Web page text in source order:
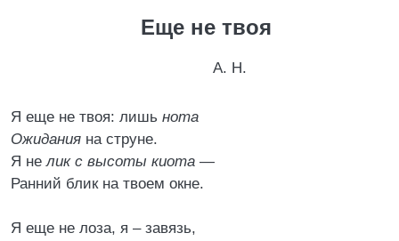
Еще не твоя
А. Н.
Я еще не твоя: лишь нота
Ожидания на струне.
Я нелик с высоты киота —
Ранний блик на твоем окне.
Я еще не лоза, я – завязь,